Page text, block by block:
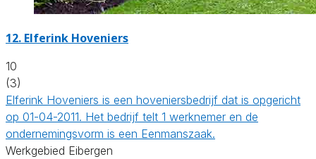
12. Elferink Hoveniers
10
(3)
Elferink Hoveniers is een hoveniersbedrijf dat is opgericht
op 01-04-2011. Het bedrijf telt 1 werknemer en de
ondernemingsvorm is een Eenmanszaak.
Werkgebied Eibergen